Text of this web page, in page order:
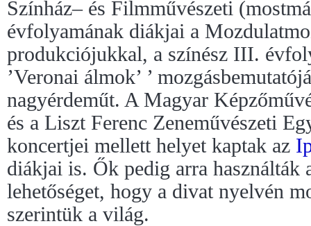
Színház– és Filmművészeti
évfolyamának diákjai a
produkciójukkal, a színész III.
’Veronai álmok’ ’
nagyérdeműt. A Magyar
és a Liszt Ferenc Zeneművészeti
koncertjei mellett helyet kaptak az
diákjai is. Ők pedig arra használták
lehetőséget, hogy a divat nyelvén
szerintük a világ.